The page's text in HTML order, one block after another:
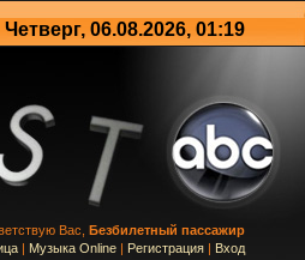
Четверг, 06.08.2026, 01:19
Вас, Безбилетный пассажир
| Музыка Online | Регистрация | Вход